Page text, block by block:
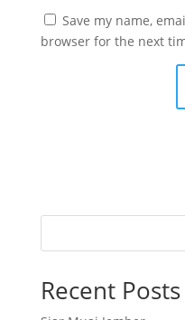
Save my name,
browser for the next
Recent Posts